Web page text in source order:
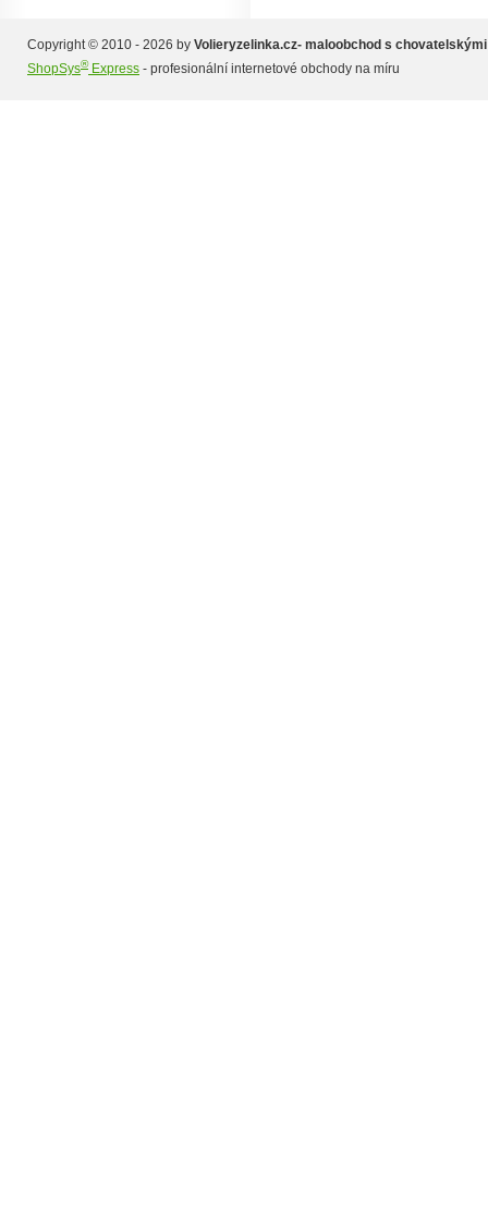
Copyright © 2010 - 2026 by Volieryzelinka.cz- maloobchod s
ShopSys®Express - profesionální internetové obchody na míru